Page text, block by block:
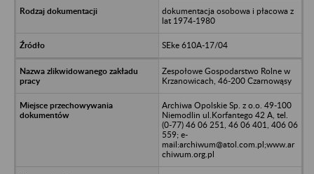
dokumentacja osobowa i płacowa z
lat 1974-1980
SEke 610A-17/04
Zespołowe Gospodarstwo Rolne w
Krzanowicach, 46-200 Czarnowąsy
Archiwa Opolskie Sp. z o.o. 49-100
Niemodlin ul.Korfantego 42 A, tel.
(0-77) 46 06 251, 46 06 401, 406 06
559; e-
mail:archiwum@atol.com.pl;www.ar
chiwum.org.pl